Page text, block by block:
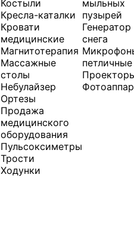
Костыли
Кресла-каталки
Кровати
медицинские
Магнитотерапия
Массажные
столы
Небулайзер
Ортезы
Продажа
медицинского
оборудования
Пульсоксиметры
Трости
Ходунки
мыльных
пузырей
Генератор
снега
петличные